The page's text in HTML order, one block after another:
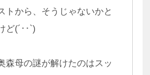
トから、そうじゃないかと
ど(´･･`)
森母の謎が解けたのはスッ